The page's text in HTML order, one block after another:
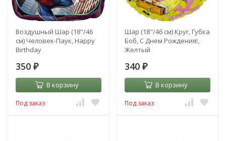
Воздушный Шар (18''/46
см) Человек-Паук, Happy
Birthday
350 ₽
В корзину
Под заказ
Шар (18''/46 см) Круг, Губка
Боб, С Днем Рождения!,
Желтый
340 ₽
В корзину
Под заказ